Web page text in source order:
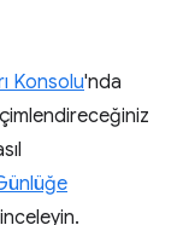
Konsolu'nda